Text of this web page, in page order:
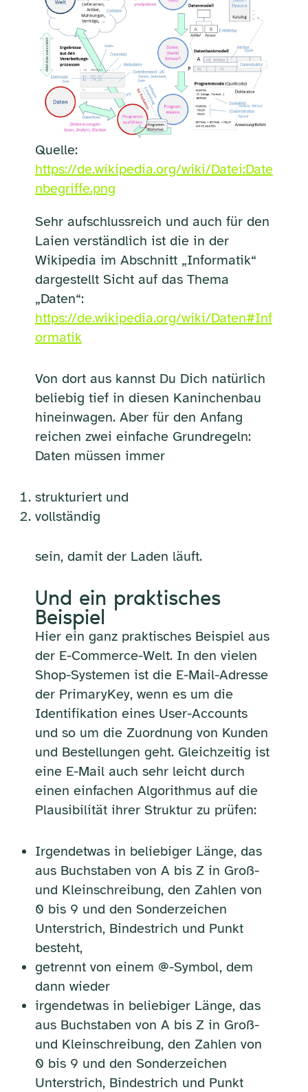
Quelle:
https://de.wikipedia.org/wiki/Datei:Date
nbegriffe.png
Sehr aufschlussreich und auch für den
Laien verständlich ist die in der
Wikipedia im Abschnitt „Informatik“
dargestellt Sicht auf das Thema
„Daten“:
https://de.wikipedia.org/wiki/Daten#Inf
ormatik
Von dort aus kannst Du Dich natürlich
beliebig tief in diesen Kaninchenbau
hineinwagen. Aber für den Anfang
reichen zwei einfache Grundregeln:
Daten müssen immer
strukturiert und
vollständig
sein, damit der Laden läuft.
Und ein praktisches
Beispiel
Hier ein ganz praktisches Beispiel aus
der E-Commerce-Welt. In den vielen
Shop-Systemen ist die E-Mail-Adresse
der PrimaryKey, wenn es um die
Identifikation eines User-Accounts
und so um die Zuordnung von Kunden
und Bestellungen geht. Gleichzeitig ist
eine E-Mail auch sehr leicht durch
einen einfachen Algorithmus auf die
Plausibilität ihrer Struktur zu prüfen:
Irgendetwas in beliebiger Länge, das
aus Buchstaben von A bis Z in Groß-
und Kleinschreibung, den Zahlen von
0 bis 9 und den Sonderzeichen
Unterstrich, Bindestrich und Punkt
besteht,
getrennt von einem @-Symbol, dem
dann wieder
irgendetwas in beliebiger Länge, das
aus Buchstaben von A bis Z in Groß-
und Kleinschreibung, den Zahlen von
0 bis 9 und den Sonderzeichen
Unterstrich, Bindestrich und Punkt